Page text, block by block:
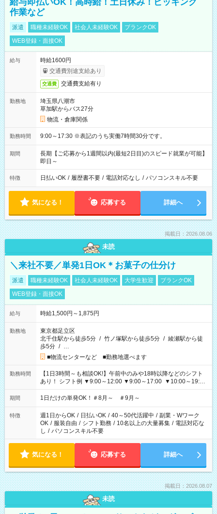
給与即払いOK！高時給！土日休み！ピッキング
作業など
派遣 職種未経験OK 社会人未経験OK
ブランクOK
WEB登録・面接OK
給与
時給1600円
交通費別途支給あり
交通費 交通費支給有り
勤務地
埼玉県八潮市
草加駅からバス27分
物流・倉庫関係
勤務時間 9:00～17:30 ※表記のうち実働7時間30分です。
期間
長期【ご応募から1週間以内(最短2日目)のスピード就業が可能】
即日～
特徴 日払いOK / 履歴書不要 / 電話対応なし / パソコンスキル不要
気になる！ 応募する 詳細へ
掲載日：2026.08.06
未読
＼来社不要／単発1日OK＊お菓子の仕分け
派遣 職種未経験OK 社会人未経験OK 大学生歓迎
ブランクOK
WEB登録・面接OK
給与 時給1,500円～1,875円
勤務地
東京都足立区
北千住駅から徒歩5分 / 竹ノ塚駅から徒歩5分 / 綾瀬駅から徒
歩5分 / …
■物流センターなど ■勤務地選べます
勤務時間
【1日3時間～も相談OK!】午前中のみや18時以降などのシフト
あり！ シフト例 ▼9:00～12:00 ▼9:00～17:00 ▼10:00～19:00
▼18:00～21:00
期間 1日だけの単発OK！＃8月～ ＃9月～
特徴 週1日からOK / 日払いOK / 40～50代活躍中 / 副業・Wワーク
OK / 服装自由 / シフト勤務 / 10名以上の大量募集 / 電話対応な
し / パソコンスキル不要
気になる！ 応募する 詳細へ
掲載日：2026.08.07
未読